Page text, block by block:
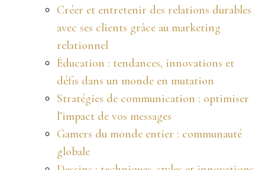
Créer et entretenir des relations durables
avec ses clients grâce au marketing
relationnel
Éducation : tendances, innovations et
défis dans un monde en mutation
Stratégies de communication : optimiser
l’impact de vos messages
Gamers du monde entier : communauté
globale